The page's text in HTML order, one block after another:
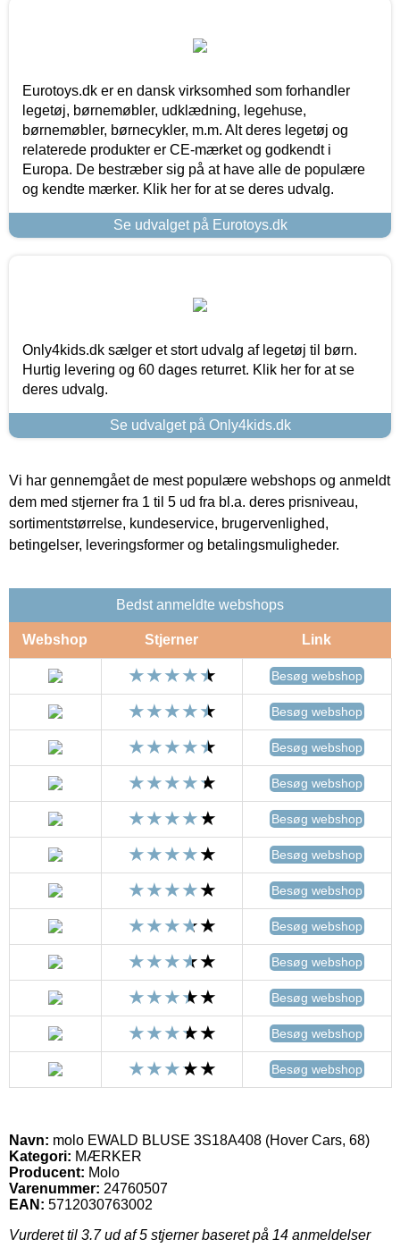
Eurotoys.dk er en dansk virksomhed som forhandler
legetøj, børnemøbler, udklædning, legehuse,
børnemøbler, børnecykler, m.m. Alt deres legetøj og
relaterede produkter er CE-mærket og godkendt i
Europa. De bestræber sig på at have alle de populære
og kendte mærker. Klik her for at se deres udvalg.
Se udvalget på Eurotoys.dk
Only4kids.dk sælger et stort udvalg af legetøj til børn.
Hurtig levering og 60 dages returret. Klik her for at se
deres udvalg.
Se udvalget på Only4kids.dk
Vi har gennemgået de mest populære webshops og anmeldt
dem med stjerner fra 1 til 5 ud fra bl.a. deres prisniveau,
sortimentstørrelse, kundeservice, brugervenlighed,
betingelser, leveringsformer og betalingsmuligheder.
Bedst anmeldte webshops
Webshop Stjerner Link
Besøg webshop
Besøg webshop
Besøg webshop
Besøg webshop
Besøg webshop
Besøg webshop
Besøg webshop
Besøg webshop
Besøg webshop
Besøg webshop
Besøg webshop
Besøg webshop
Navn: molo EWALD BLUSE 3S18A408 (Hover Cars, 68)
Kategori: MÆRKER
Producent: Molo
Varenummer: 24760507
EAN: 5712030763002
Vurderet til 3.7ud af 5 stjerner baseret på 14 anmeldelser